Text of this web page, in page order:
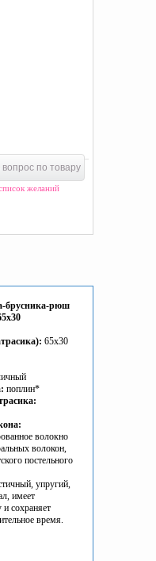
вопрос по товару
желаний
брусника-рюш
65х30
поплин*
волокно
волокон,
постельного
упругий,
имеет
сохраняет
время.